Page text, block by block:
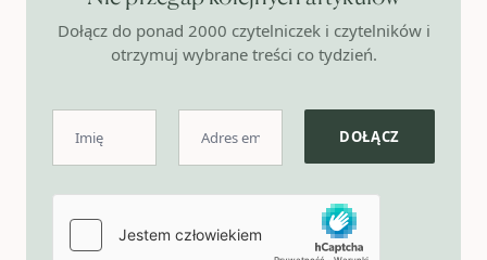
Dołącz do ponad 2000 czytelniczek i czytelników i
otrzymuj wybrane treści co tydzień.